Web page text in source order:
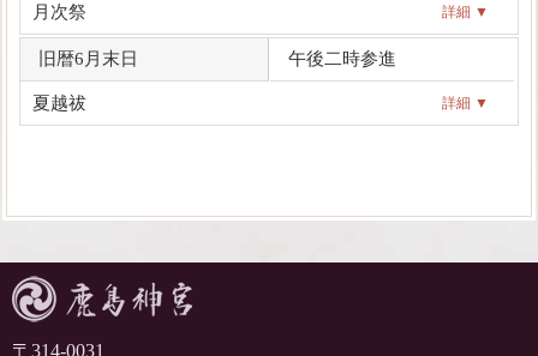
月次祭 詳細 ▼
旧暦6月末日 午後二時参進
夏越祓 詳細 ▼
〒314-0031